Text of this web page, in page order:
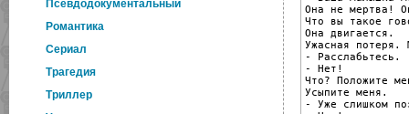
Псевдодокументальный
Романтика
Cериал
Трагедия
Триллер
Она не мертва!
Что вы такое
Она двигается.
Ужасная потеря.
- Расслабьтесь.
- Нет!
Что? Положите
Усыпите меня.
- Уже слишком